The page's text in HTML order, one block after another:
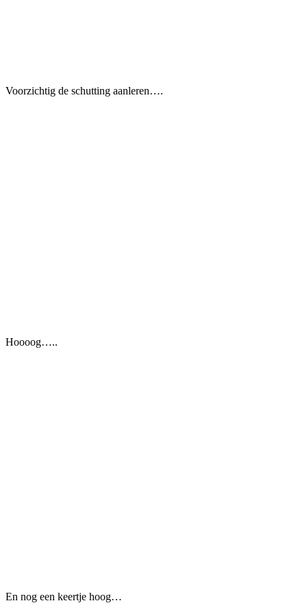
Voorzichtig de schutting aanleren….
Hoooog…..
En nog een keertje hoog…